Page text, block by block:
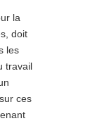
la
doit
les
travail
ces